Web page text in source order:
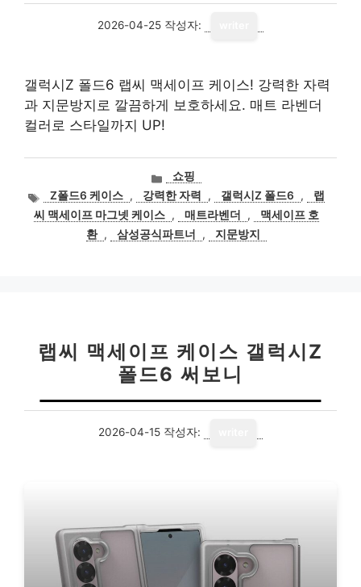
2026-04-25 작성자:
갤럭시Z 폴드6 랩씨 맥세이프 케이스! 강력한 자력
과 지문방지로 깔끔하게 보호하세요. 매트 라벤더
컬러로 스타일까지 UP!
카
테
고
리
쇼핑
태
그
Z폴드6 케이스 , 강력한 자력 , 갤럭시Z 폴드6 ,
랩
씨 맥세이프 마그넷 케이스 , 매트라벤더 ,
맥세이프 호
환 , 삼성공식파트너 , 지문방지
랩씨 맥세이프 케이스 갤럭시Z
폴드6 써보니
2026-04-15 작성자: